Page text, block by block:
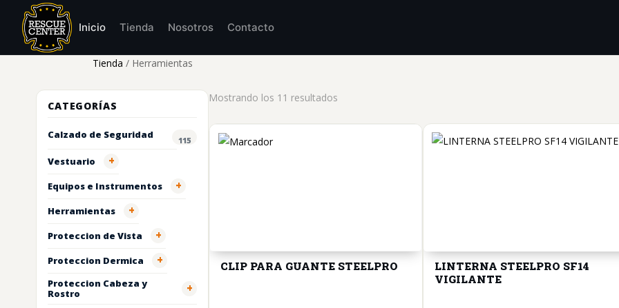
Inicio Tienda Nosotros Contacto
Tienda / Herramientas
CATEGORÍAS
Calzado de Seguridad 115
Vestuario +
Equipos e Instrumentos +
Herramientas +
Proteccion de Vista +
Proteccion Dermica +
Proteccion Cabeza y
Rostro
+
Mostrando los 11 resultados
los
CLIP PARA GUANTE STEELPRO
LINTERNA STEELPRO SF14
VIGILANTE